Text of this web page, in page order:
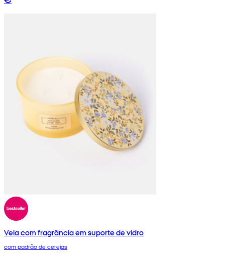
Vela com fragrância em suporte de vidro
com padrão de cerejas